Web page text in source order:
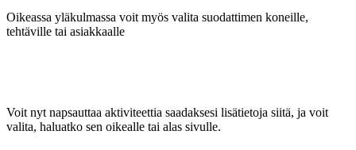
Oikeassa yläkulmassa voit myös valita suodattimen koneille,
tehtäville tai asiakkaalle
Voit nyt napsauttaa aktiviteettia saadaksesi lisätietoja siitä, ja voit
valita, haluatko sen oikealle tai alas sivulle.